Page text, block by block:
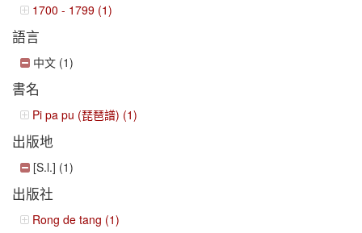
1700 - 1799 (1)
語言
中文 (1)
書名
Pi pa pu (琵琶譜) (1)
出版地
[S.l.] (1)
出版社
Rong de tang (1)